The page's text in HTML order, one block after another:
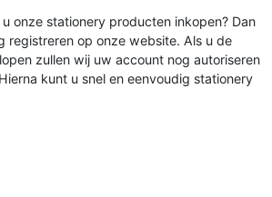
onze stationery producten inkopen? Dan
registreren op onze website. Als u de
zullen wij uw account nog autoriseren
kunt u snel en eenvoudig stationery